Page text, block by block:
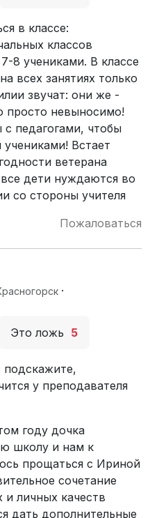
в классе:
классов
8 учениками. В классе
всех занятиях только
звучат: они же -
просто невыносимо!
педагогами, чтобы
Встает
ветерана
дети нуждаются во
со стороны учителя
Пожаловаться
·
Это ложь 5
подскажите,
у преподавателя
году дочка
школу и нам к
прощаться с Ириной
сочетание
и личных качеств
дать дополнительные